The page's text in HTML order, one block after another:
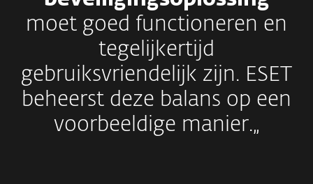
moet goed functioneren en
tegelijkertijd
gebruiksvriendelijk zijn. ESET
beheerst deze balans op een
voorbeeldige manier.„